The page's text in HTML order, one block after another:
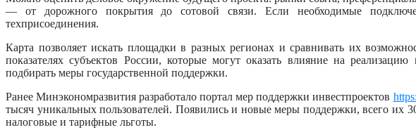
— от дорожного покрытия до сотовой связи. Если необходимые
техприсоединения.
Карта позволяет искать площадки в разных регионах и сравнивать их
показателях субъектов России, которые могут оказать влияние на
подбирать меры государственной поддержки.
Ранее Минэкономразвития разработало портал мер поддержки инвестпроектов
тысяч уникальных пользователей. Появились и новые меры поддержки, всего
налоговые и тарифные льготы.